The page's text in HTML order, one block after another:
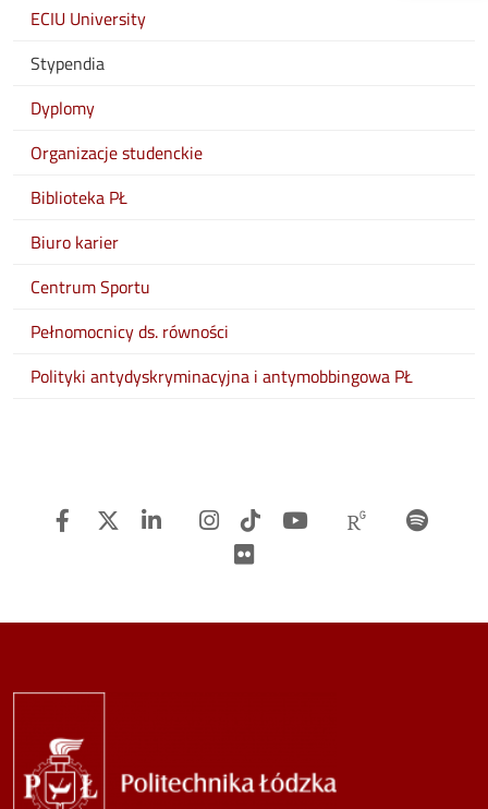
ECIU University
Stypendia
Dyplomy
Organizacje studenckie
Biblioteka PŁ
Biuro karier
Centrum Sportu
Pełnomocnicy ds. równości
Polityki antydyskryminacyjna i antymobbingowa PŁ
Facebook
Twitter LinkedinInstagram
TiTok Youtube